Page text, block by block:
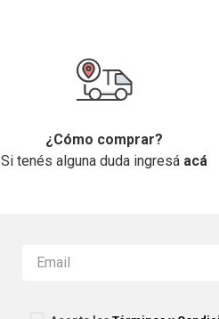
¿Cómo comprar?
Si tenés alguna duda ingresá acá